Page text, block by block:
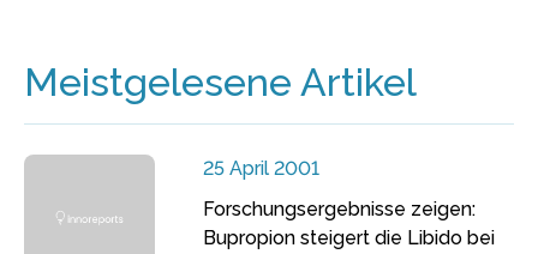
Meistgelesene Artikel
25 April 2001
Forschungsergebnisse zeigen:
Bupropion steigert die Libido bei